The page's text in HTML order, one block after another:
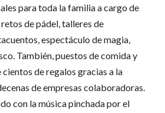
para toda la familia a cargo de
de pádel, talleres de
espectáculo de magia,
También, puestos de comida y
de regalos gracias a la
de empresas colaboradoras.
con la música pinchada por el